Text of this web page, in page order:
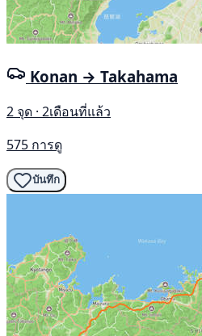
Konan → Takahama
2 จุด · 2เดือนที่แล้ว
575 การดู
บันทึก